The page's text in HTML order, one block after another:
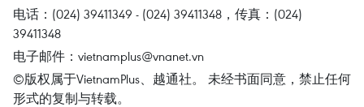
电话：(024) 39411349 - (024) 39411348，传真：(024)
39411348
电子邮件： vietnamplus@vnanet.vn
©版权属于VietnamPlus、越通社。 未经书面同意，禁止任何
形式的复制与转载。